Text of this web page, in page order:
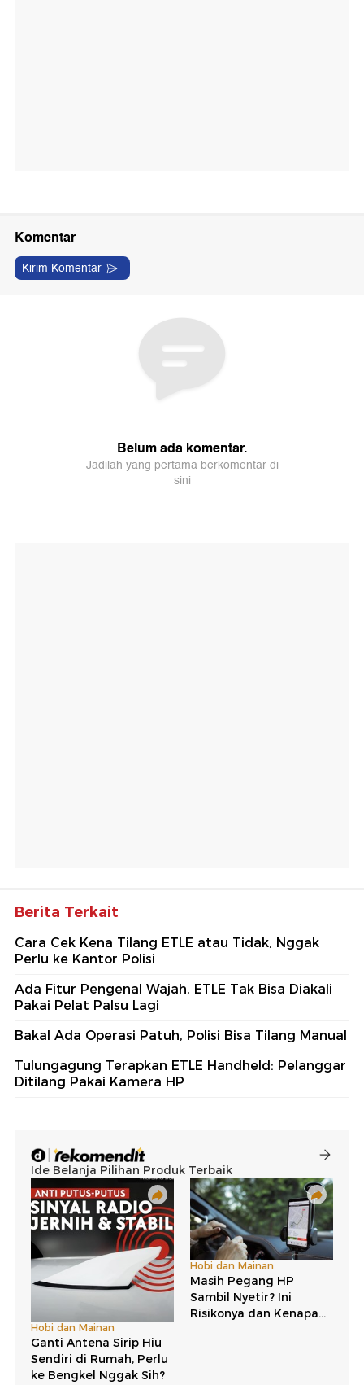
Berita Terkait
Cara Cek Kena Tilang ETLE atau Tidak, Nggak
Perlu ke Kantor Polisi
Ada Fitur Pengenal Wajah, ETLE Tak Bisa Diakali
Pakai Pelat Palsu Lagi
Bakal Ada Operasi Patuh, Polisi Bisa Tilang Manual
Tulungagung Terapkan ETLE Handheld: Pelanggar
Ditilang Pakai Kamera HP